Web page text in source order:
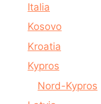
Italia
Kosovo
Kroatia
Kypros
Nord-Kypros